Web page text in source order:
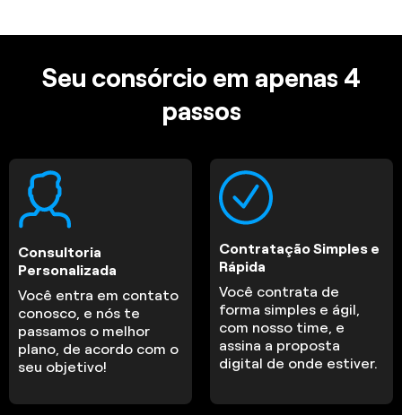
Seu consórcio em apenas 4
passos
Consultoria
Personalizada
Você entra em contato
conosco, e nós te
passamos o melhor
plano, de acordo com o
seu objetivo!
Contratação Simples e
Rápida
Você contrata de
forma simples e ágil,
com nosso time, e
assina a proposta
digital de onde estiver.